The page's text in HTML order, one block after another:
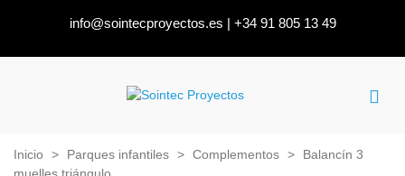
info@sointecproyectos.es | +34 91 805 13 49
Inicio > Parques infantiles > Complementos >
Balancín 3